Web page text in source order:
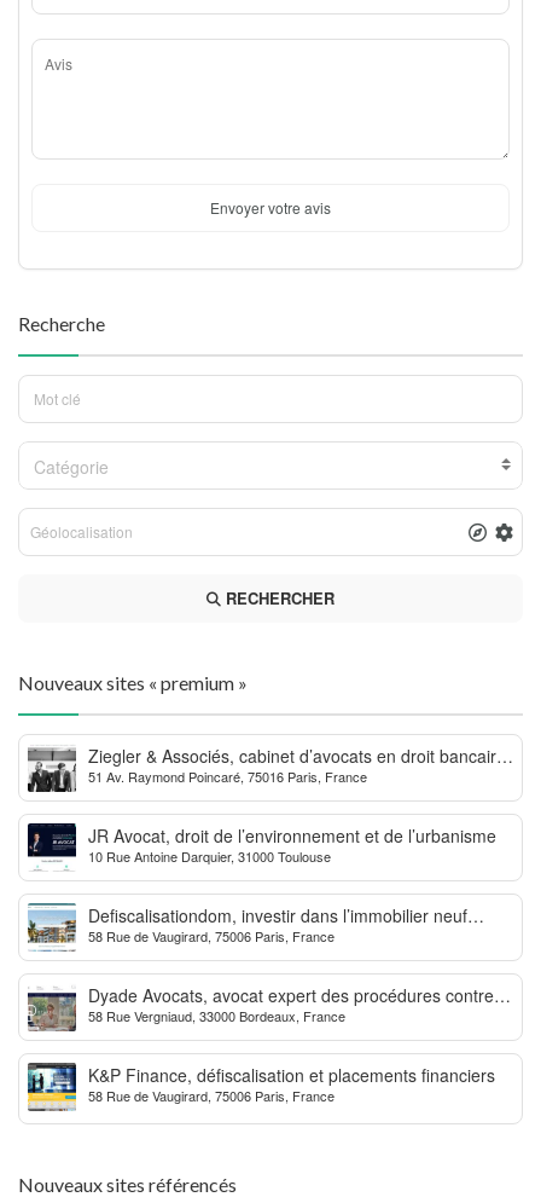
Envoyer votre avis
Recherche
Catégorie
RECHERCHER
Nouveaux sites « premium »
Ziegler & Associés, cabinet d’avocats en droit bancaire,
cryptomonnaie et escroqueries financières
51 Av. Raymond Poincaré, 75016 Paris, France
JR Avocat, droit de l’environnement et de l’urbanisme
10 Rue Antoine Darquier, 31000 Toulouse
Defiscalisationdom, investir dans l’immobilier neuf
Outre-mer
58 Rue de Vaugirard, 75006 Paris, France
Dyade Avocats, avocat expert des procédures contre la
MDPH
58 Rue Vergniaud, 33000 Bordeaux, France
K&P Finance, défiscalisation et placements financiers
58 Rue de Vaugirard, 75006 Paris, France
Nouveaux sites référencés